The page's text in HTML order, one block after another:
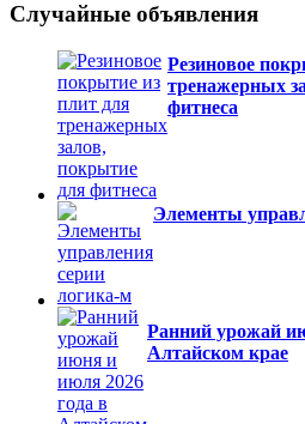
Случайные объявления
Резиновое
тренажерных
фитнеса
Элементы
Ранний урожай
Алтайском крае